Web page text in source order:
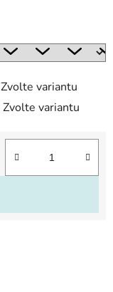
Zvolte variantu
Zvolte variantu